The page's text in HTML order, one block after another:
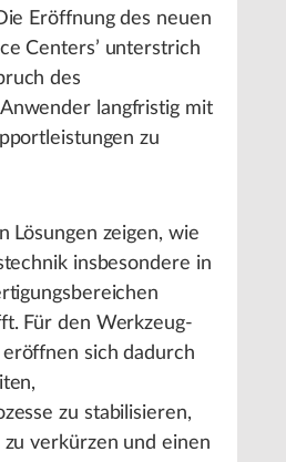
Eröffnung des neuen
Centers’ unterstrich
des
langfristig mit
zu
Lösungen zeigen, wie
insbesondere in
Für den Werkzeug-
sich dadurch
zu stabilisieren,
verkürzen und einen